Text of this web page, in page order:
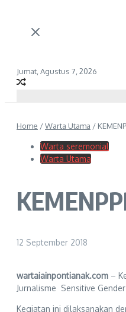
Jumat, Agustus 7, 2026
Home /Warta Utama /
Warta seremonial
Warta Utama
12 September 2018
wartaiainpontianak.com –
Jurnalisme Sensitive
Kegiatan ini dilaksanakan